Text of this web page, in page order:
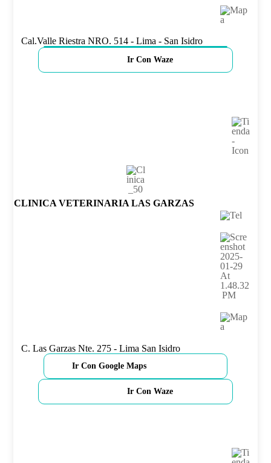
Cal.Valle Riestra NRO. 514 - Lima - San Isidro
Ir Con Waze
CLINICA VETERINARIA LAS GARZAS
C. Las Garzas Nte. 275 - Lima San Isidro
Ir Con Google Maps
Ir Con Waze